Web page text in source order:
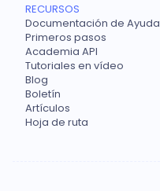
RECURSOS
Documentación de Ayuda
Primeros pasos
Academia API
Tutoriales en vídeo
Blog
Boletín
Artículos
Hoja de ruta